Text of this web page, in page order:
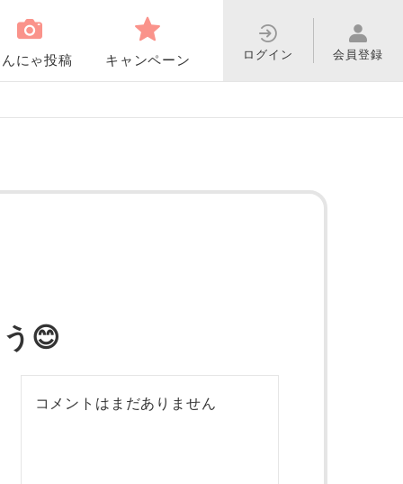
ログイン 会員登録
にゃ投稿 キャンペーン
😊
コメントはまだありません